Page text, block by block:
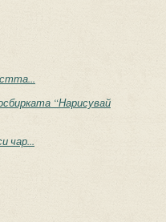
“Нарисувай
чар...